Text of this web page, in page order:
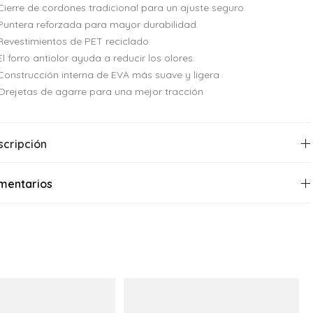
de cordones tradicional para un ajuste seguro
reforzada para mayor durabilidad.
de PET reciclado
forro antiolor ayuda a reducir los olores.
interna de EVA más suave y ligera
de agarre para una mejor tracción